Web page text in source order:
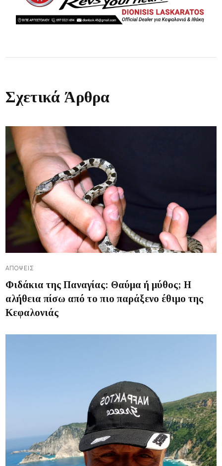
Σχετικά Άρθρα
ΑΠΌΨΕΙΣ
Φιδάκια της Παναγίας: Θαύμα ή μύθος; Η
αλήθεια πίσω από το πιο παράξενο έθιμο της
Κεφαλονιάς